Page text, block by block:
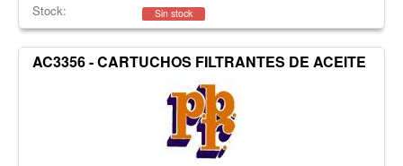
Stock: Sin stock
AC3356 - CARTUCHOS FILTRANTES DE ACEITE